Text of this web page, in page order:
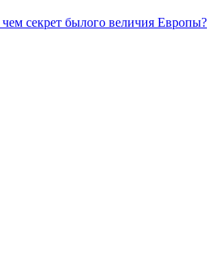
секрет былого величия Европы?